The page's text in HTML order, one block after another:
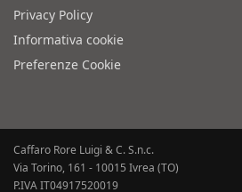
Privacy Policy
Informativa cookie
Preferenze Cookie
Caffaro Rore Luigi & C. S.n.c.
Via Torino, 161 - 10015 Ivrea (TO)
P.IVA IT04917520019